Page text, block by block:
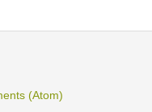
(Atom)